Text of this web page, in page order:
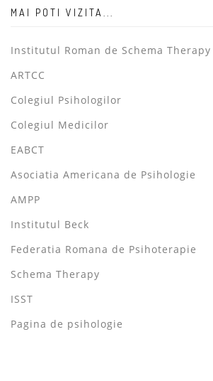
MAI POTI VIZITA...
Institutul Roman de Schema Therapy
ARTCC
Colegiul Psihologilor
Colegiul Medicilor
EABCT
Asociatia Americana de Psihologie
AMPP
Institutul Beck
Federatia Romana de Psihoterapie
Schema Therapy
ISST
Pagina de psihologie